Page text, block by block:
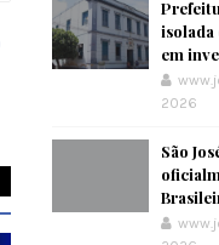
isolada
em
2026
São